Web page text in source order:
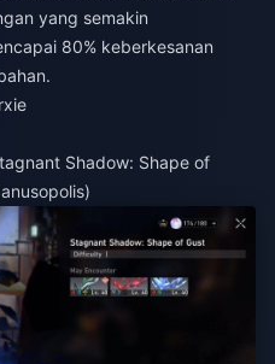
yang semakin
80% keberkesanan
Shadow: Shape of